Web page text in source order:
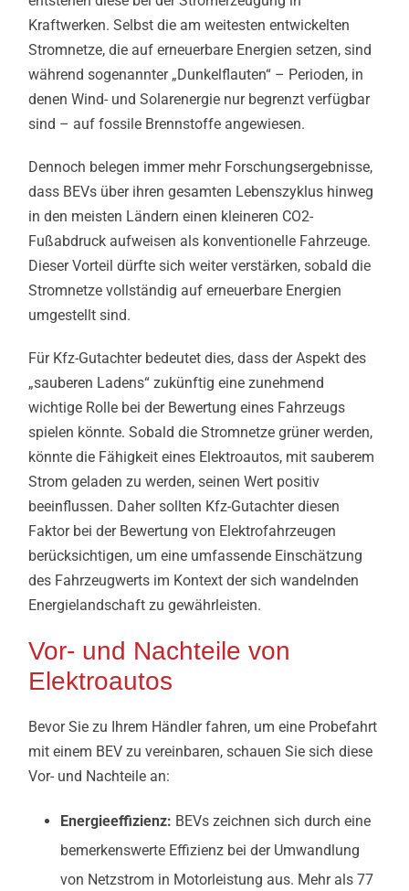
Kraftwerken. Selbst die am weitesten entwickelten
Stromnetze, die auf erneuerbare Energien setzen, sind
während sogenannter „Dunkelflauten“ – Perioden, in
denen Wind- und Solarenergie nur begrenzt verfügbar
sind – auf fossile Brennstoffe angewiesen.
Dennoch belegen immer mehr Forschungsergebnisse,
dass BEVs über ihren gesamten Lebenszyklus hinweg
in den meisten Ländern einen kleineren CO2-
Fußabdruck aufweisen als konventionelle Fahrzeuge.
Dieser Vorteil dürfte sich weiter verstärken, sobald die
Stromnetze vollständig auf erneuerbare Energien
umgestellt sind.
Für Kfz-Gutachter bedeutet dies, dass der Aspekt des
„sauberen Ladens“ zukünftig eine zunehmend
wichtige Rolle bei der Bewertung eines Fahrzeugs
spielen könnte. Sobald die Stromnetze grüner werden,
könnte die Fähigkeit eines Elektroautos, mit sauberem
Strom geladen zu werden, seinen Wert positiv
beeinflussen. Daher sollten Kfz-Gutachter diesen
Faktor bei der Bewertung von Elektrofahrzeugen
berücksichtigen, um eine umfassende Einschätzung
des Fahrzeugwerts im Kontext der sich wandelnden
Energielandschaft zu gewährleisten.
Vor- und Nachteile von
Elektroautos
Bevor Sie zu Ihrem Händler fahren, um eine Probefahrt
mit einem BEV zu vereinbaren, schauen Sie sich diese
Vor- und Nachteile an:
Energieeffizienz: BEVs zeichnen sich durch eine
bemerkenswerte Effizienz bei der Umwandlung
von Netzstrom in Motorleistung aus. Mehr als 77